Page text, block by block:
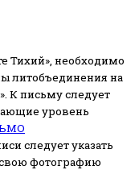
Тихий», необходимо
литобъединения на
К письму следует
уровень
следует указать
фотографию